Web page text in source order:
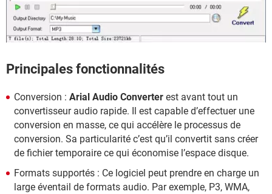
Principales fonctionnalités
Conversion : Arial Audio Converter est avant tout un
convertisseur audio rapide. Il est capable d’effectuer une
conversion en masse, ce qui accélère le processus de
conversion. Sa particularité c’est qu’il convertit sans créer
de fichier temporaire ce qui économise l’espace disque.
Formats supportés : Ce logiciel peut prendre en charge un
large éventail de formats audio. Par exemple, P3, WMA,